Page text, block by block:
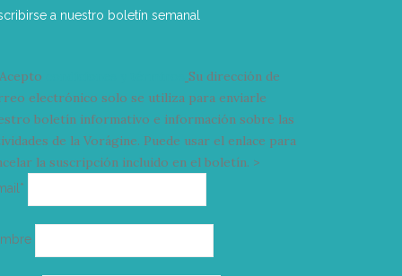
a nuestro boletín semanal
Acepto
Su dirección de
electrónico solo se utiliza para enviarle
boletín informativo e información sobre las
de la Vorágine. Puede usar el enlace para
la suscripción incluido en el boletín. >
electrónico